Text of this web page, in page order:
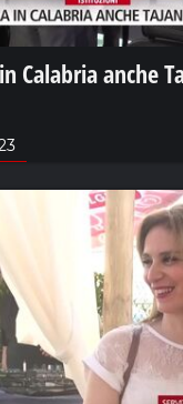
Calabria anche